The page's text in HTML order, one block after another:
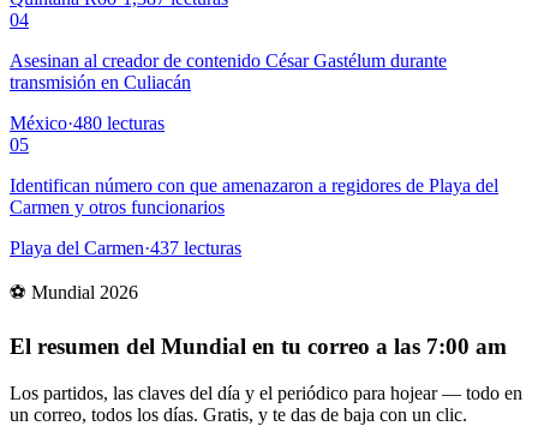
04
Asesinan al creador de contenido César Gastélum durante
transmisión en Culiacán
México·480 lecturas
05
Identifican número con que amenazaron a regidores de Playa del
Carmen y otros funcionarios
Playa del Carmen·437 lecturas
⚽ Mundial 2026
El resumen del Mundial en tu correo a las 7:00 am
Los partidos, las claves del día y el periódico para hojear — todo en
un correo, todos los días. Gratis, y te das de baja con un clic.